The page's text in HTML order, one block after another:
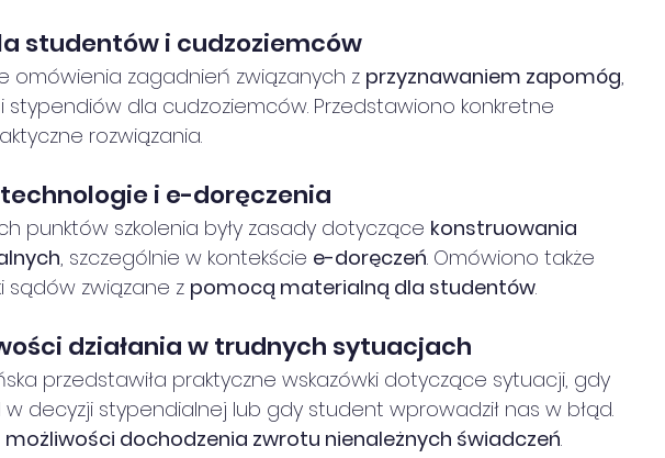
studentów i cudzoziemców
omówienia zagadnień związanych z przyznawaniem zapomóg,
dla cudzoziemców. Przedstawiono konkretne
rozwiązania.
i e-doręczenia
punktów szkolenia były zasady dotyczące konstruowania
, szczególnie w kontekście e-doręczeń. Omówiono także
sądów związane z pomocą materialną dla studentów.
działania w trudnych sytuacjach
przedstawiła praktyczne wskazówki dotyczące sytuacji, gdy
w decyzji stypendialnej lub gdy student wprowadził nas w błąd.
możliwości dochodzenia zwrotu nienależnych świadczeń.